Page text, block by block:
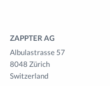
ZAPPTER AG
Albulastrasse 57
8048 Zürich
Switzerland